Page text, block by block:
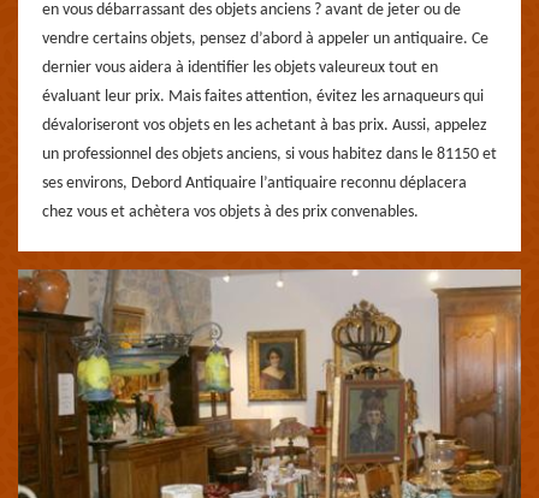
en vous débarrassant des objets anciens ? avant de jeter ou de
vendre certains objets, pensez d’abord à appeler un antiquaire. Ce
dernier vous aidera à identifier les objets valeureux tout en
évaluant leur prix. Mais faites attention, évitez les arnaqueurs qui
dévaloriseront vos objets en les achetant à bas prix. Aussi, appelez
un professionnel des objets anciens, si vous habitez dans le 81150 et
ses environs, Debord Antiquaire l’antiquaire reconnu déplacera
chez vous et achètera vos objets à des prix convenables.